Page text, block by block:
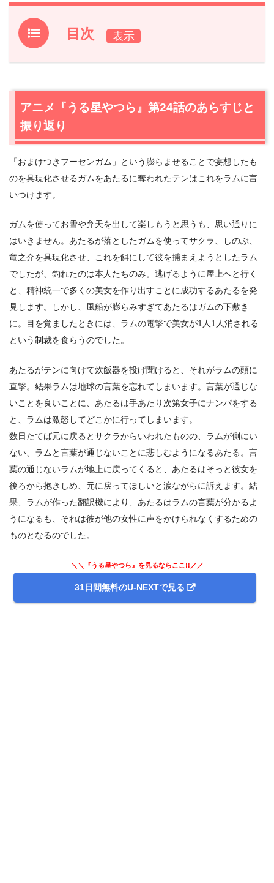
目次
1.アニメ『うる星やつら』第24話のあらすじと振り返り
じと感想
2.1想い出ボロボロ⁉
2.2 想い出のアルバム
3. アニメ『うる星やつら』第25話まとめ
アニメ『うる星やつら』第24話のあらすじと
振り返り
「おまけつきフーセンガム」という膨らませることで妄想したも
のを具現化させるガムをあたるに奪われたテンはこれをラムに言
いつけます。
ガムを使ってお雪や弁天を出して楽しもうと思うも、思い通りに
はいきません。あたるが落としたガムを使ってサクラ、しのぶ、
竜之介を具現化させ、これを餌にして彼を捕まえようとしたラム
でしたが、釣れたのは本人たちのみ。逃げるように屋上へと行く
と、精神統一で多くの美女を作り出すことに成功するあたるを発
見します。しかし、風船が膨らみすぎてあたるはガムの下敷き
に。目を覚ましたときには、ラムの電撃で美女が1人1人消される
という制裁を食らうのでした。
あたるがテンに向けて炊飯器を投げ聞けると、それがラムの頭に
直撃。結果ラムは地球の言葉を忘れてしまいます。言葉が通じな
いことを良いことに、あたるは手あたり次第女子にナンパをする
と、ラムは激怒してどこかに行ってしまいます。
数日たてば元に戻るとサクラからいわれたものの、ラムが側にい
ない、ラムと言葉が通じないことに悲しむようになるあたる。言
葉の通じないラムが地上に戻ってくると、あたるはそっと彼女を
後ろから抱きしめ、元に戻ってほしいと涙ながらに訴えます。結
果、ラムが作った翻訳機により、あたるはラムの言葉が分かるよ
うになるも、それは彼が他の女性に声をかけられなくするための
ものとなるのでした。
＼＼『うる星やつら』を見るならここ!!／／
31日間無料のU-NEXTで見る